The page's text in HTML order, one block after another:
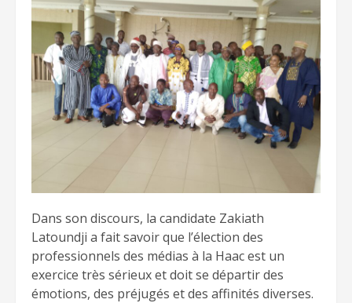
Dans son discours, la candidate Zakiath
Latoundji a fait savoir que l’élection des
professionnels des médias à la Haac est un
exercice très sérieux et doit se départir des
émotions, des préjugés et des affinités diverses.